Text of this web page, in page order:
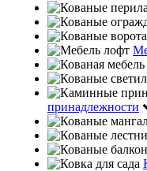
принадлежности